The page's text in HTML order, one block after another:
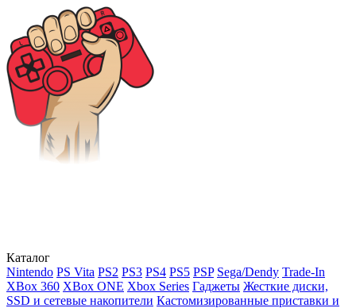
Каталог
Nintendo PS Vita PS2 PS3 PS4 PS5 PSP Sega/Dendy Trade-In
XBox 360 XBox ONE Xbox Series Гаджеты Жесткие диски,
SSD и сетевые накопители Кастомизированные приставки и